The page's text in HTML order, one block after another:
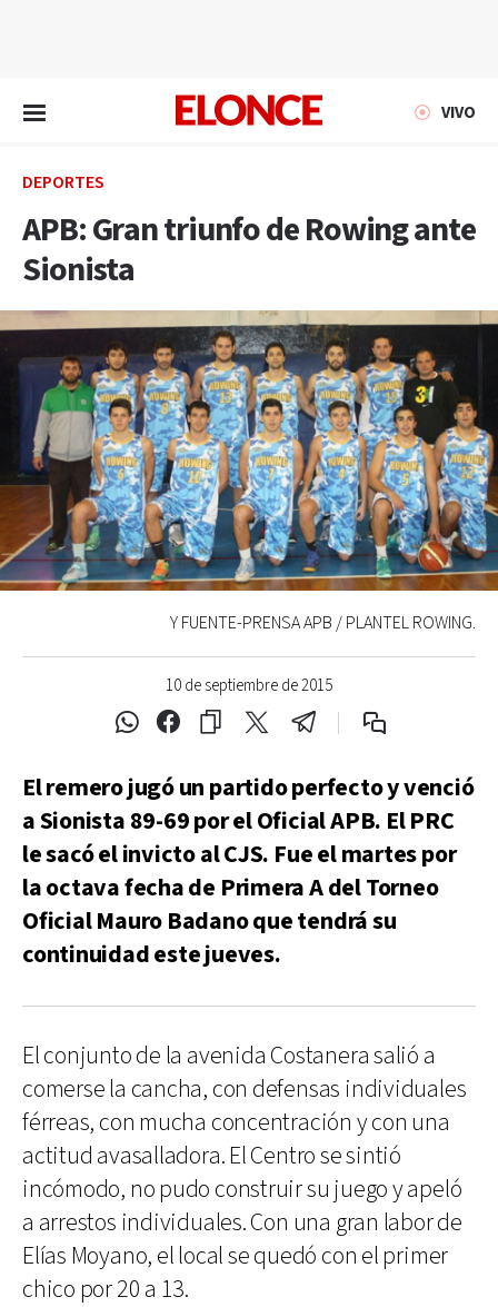
VIVO
DEPORTES
APB: Gran triunfo de Rowing ante
Sionista
10 de septiembre de 2015
Y FUENTE-PRENSA APB / PLANTEL ROWING.
El remero jugó un partido perfecto y venció
a Sionista 89-69 por el Oficial APB. El PRC
le sacó el invicto al CJS. Fue el martes por
la octava fecha de Primera A del Torneo
Oficial Mauro Badano que tendrá su
continuidad este jueves.
El conjunto de la avenida Costanera salió a
comerse la cancha, con defensas individuales
férreas, con mucha concentración y con una
actitud avasalladora. El Centro se sintió
incómodo, no pudo construir su juego y apeló
a arrestos individuales. Con una gran labor de
Elías Moyano, el local se quedó con el primer
chico por 20 a 13.